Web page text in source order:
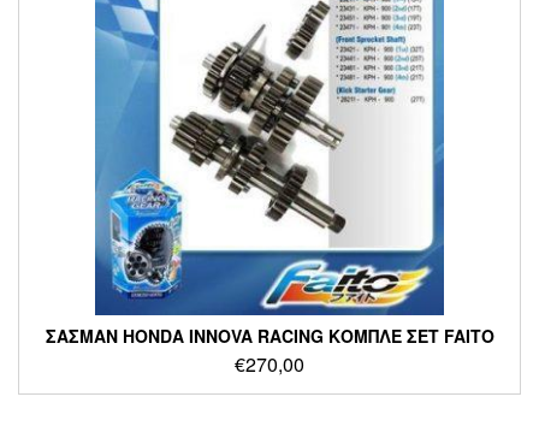
ΣΑΣΜΑΝ HONDA INNOVA RACING ΚΟΜΠΛΕ ΣΕΤ FAITO
€270,00